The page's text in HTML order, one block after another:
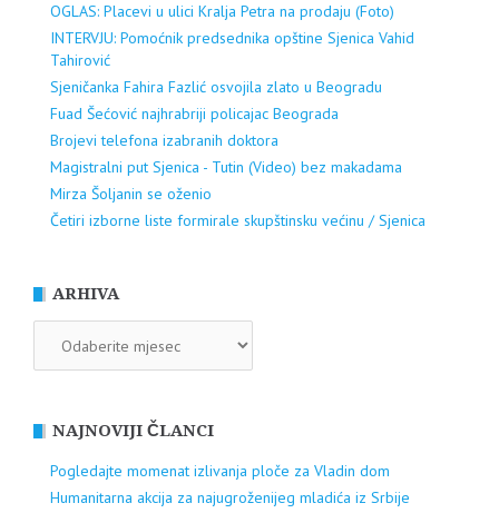
OGLAS: Placevi u ulici Kralja Petra na prodaju (Foto)
INTERVJU: Pomoćnik predsednika opštine Sjenica Vahid
Tahirović
Sjeničanka Fahira Fazlić osvojila zlato u Beogradu
Fuad Šećović najhrabriji policajac Beograda
Brojevi telefona izabranih doktora
Magistralni put Sjenica - Tutin (Video) bez makadama
Mirza Šoljanin se oženio
Četiri izborne liste formirale skupštinsku većinu / Sjenica
ARHIVA
NAJNOVIJI ČLANCI
Pogledajte momenat izlivanja ploče za Vladin dom
Humanitarna akcija za najugroženijeg mladića iz Srbije